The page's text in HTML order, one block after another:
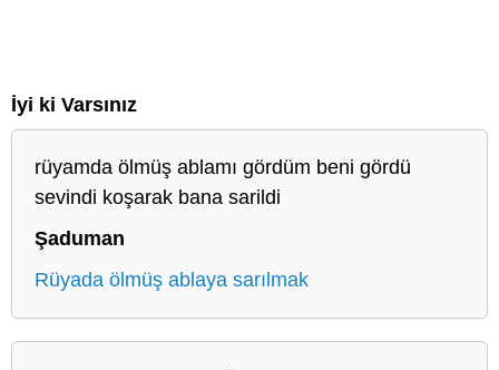
İyi ki Varsınız
rüyamda ölmüş ablamı gördüm beni gördü
sevindi koşarak bana sarildi
Şaduman
Rüyada ölmüş ablaya sarılmak